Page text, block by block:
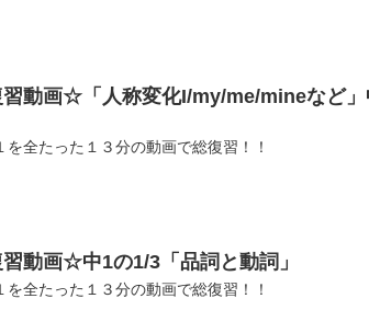
動画☆「人称変化I/my/me/mineなど」
全たった１３分の動画で総復習！！
動画☆中1の1/3「品詞と動詞」
全たった１３分の動画で総復習！！